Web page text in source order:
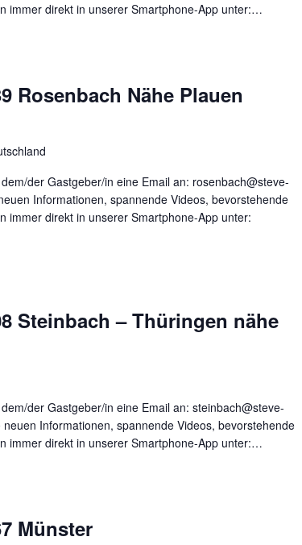
immer direkt in unserer Smartphone-App unter:…
Rosenbach Nähe Plauen
der Gastgeber/in eine Email an: rosenbach@steve-
Informationen, spannende Videos, bevorstehende
immer direkt in unserer Smartphone-App unter:
Steinbach – Thüringen nähe
der Gastgeber/in eine Email an: steinbach@steve-
Informationen, spannende Videos, bevorstehende
immer direkt in unserer Smartphone-App unter:…
Münster